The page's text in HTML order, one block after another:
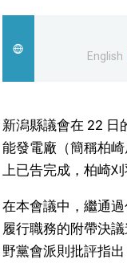
English
新潟縣議會在 22 日
能發電廠（簡稱柏
上已告完成，柏崎
在本會議中，繼通
履行職務的附帶決
野黨會派則批評指